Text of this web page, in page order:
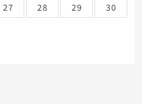
27 28 29
30